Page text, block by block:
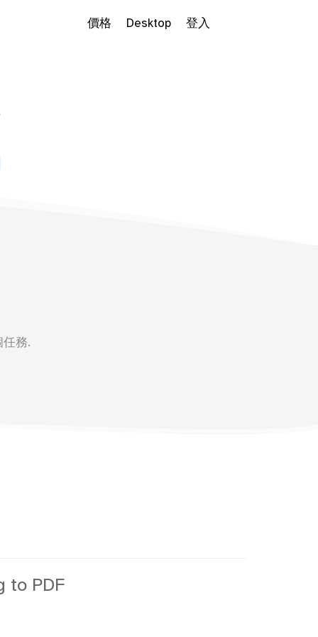
價格 Desktop 登入
任務.
to PDF